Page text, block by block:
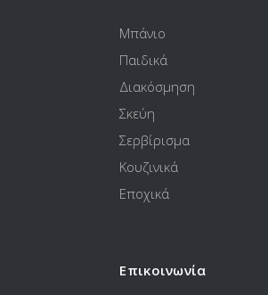
Μπάνιο
Παιδικά
Διακόσμηση
Σκεύη
Σερβίρισμα
Κουζινικά
Εποχικά
Επικοινωνία